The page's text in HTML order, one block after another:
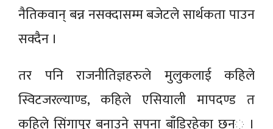
नैतिकवान् बन्न नसक्दासम्म बजेटले सार्थकता पाउन
सक्दैन ।
तर पनि राजनीतिज्ञहरुले मुलुकलाई कहिले
स्विटजरल्याण्ड, कहिले एसियाली मापदण्ड त